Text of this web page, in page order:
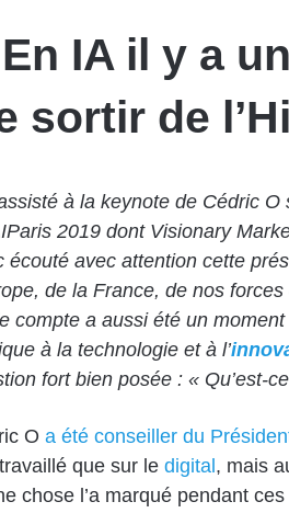
IA il y a
sortir de
à la keynote de Cédric O
2019 dont Visionary
écouté avec attention cette
de la France, de nos
compte a aussi été un
à la technologie et à l’
fort bien posée : « Qu’est-
O a été conseiller du
que sur le digital , mais
chose l’a marqué pendant